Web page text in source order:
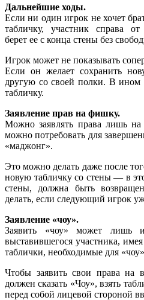
Дальнейшие ходы.
Если ни один игрок не хочет
табличку, участник справа
берет ее с конца стены без
Игрок может не показывать
Если он желает сохранить
другую со своей полки. В ином
табличку.
Заявление прав на фишку.
Можно заявлять права лишь
можно потребовать для
«маджонг».
Это можно делать даже после
новую табличку со стены — в
стены, должна быть
делать, если следующий игрок
Заявление «чоу».
Заявить «чоу» может лишь
выставившегося участника,
таблички, необходимые для
Чтобы заявить свои права на
должен сказать «Чоу», взять
перед собой лицевой стороной